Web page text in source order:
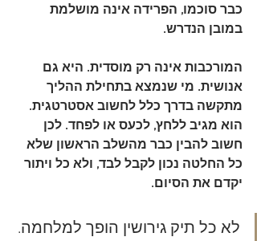
כבר סוכמו, הפרידה אינה מושלמת
במובן הנדרש.
המורכבות אינה רק מוסדית. היא גם
אנושית. מי שנמצא בתחילת ההליך
מתקשה בדרך כלל לחשוב אסטרטגית.
הוא מגיב ללחץ, לכעס או לפחד. לכן
חשוב להבין כבר מהשלב הראשון שלא
כל החלטה נכון לקבל לבד, ולא כל ויתור
יקדם את הסיום.
לא כל תיק גירושין הופך למלחמה.